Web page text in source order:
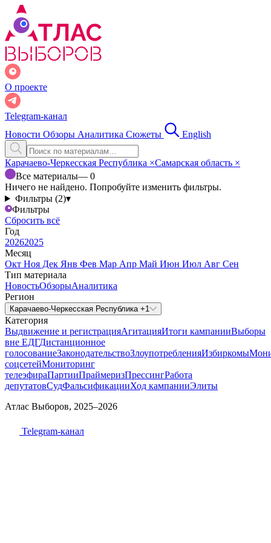
О проекте
Telegram-канал
Новости Обзоры Аналитика Сюжеты English
Карачаево-Черкесская Республика ×Самарская область ×
Все материалы— 0
Ничего не найдено. Попробуйте изменить фильтры.
Фильтры (2)▾
Фильтры
Сбросить всё
Год
20262025
Месяц
Окт Ноя Дек Янв Фев Мар Апр Май Июн Июл Авг Сен
Тип материала
НовостьОбзорыАналитика
Регион
Карачаево-Черкесская Республика +1
Категория
Выдвижение и регистрацияАгитацияИтоги кампанииВыборы
вне ЕДГДистанционное
голосованиеЗаконодательствоЗлоупотребленияИзбиркомы
соцсетейМониторинг
телеэфираПартииПраймеризПрессингРабота
депутатовСудФальсификацииХод кампанииЭлиты
Атлас Выборов, 2025–2026
Telegram-канал